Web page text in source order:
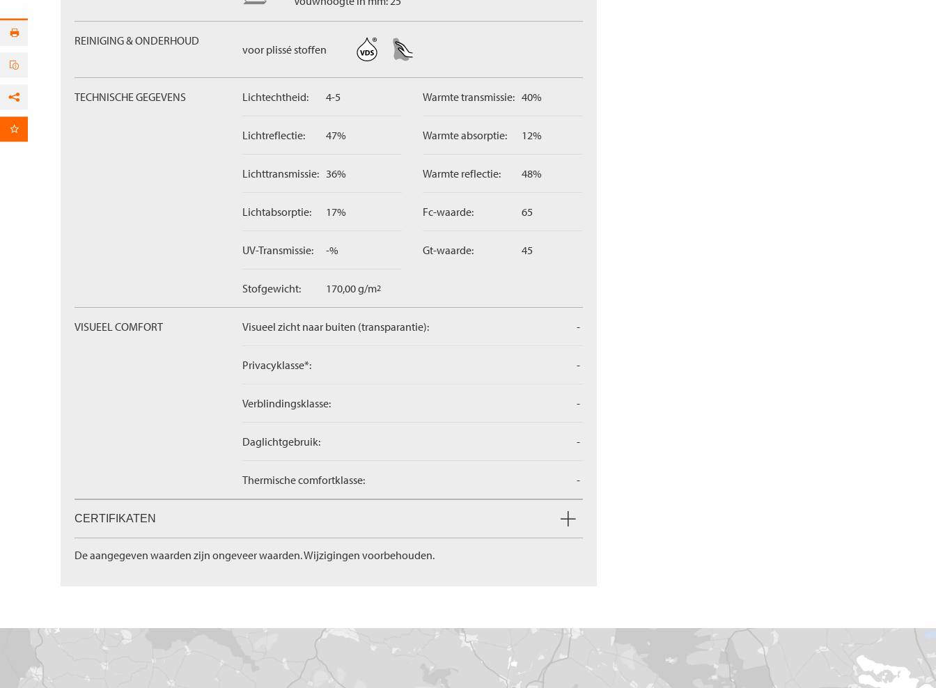
REINIGING & ONDERHOUD
voor plissé stoffen
TECHNISCHE GEGEVENS Lichtechtheid: 4-5
Lichtreflectie: 47%
Lichttransmissie: 36%
Lichtabsorptie: 17%
UV-Transmissie: -%
Stofgewicht: 170,00 g/m2
Warmte transmissie: 40%
Warmte absorptie: 12%
Warmte reflectie: 48%
Fc-waarde: 65
Gt-waarde: 45
VISUEEL COMFORT Visueel zicht naar buiten (transparantie): -
Privacyklasse*: -
Verblindingsklasse: -
Daglichtgebruik: -
Thermische comfortklasse: -
CERTIFIKATEN
De aangegeven waarden zijn ongeveer waarden. Wijzigingen voorbehouden.